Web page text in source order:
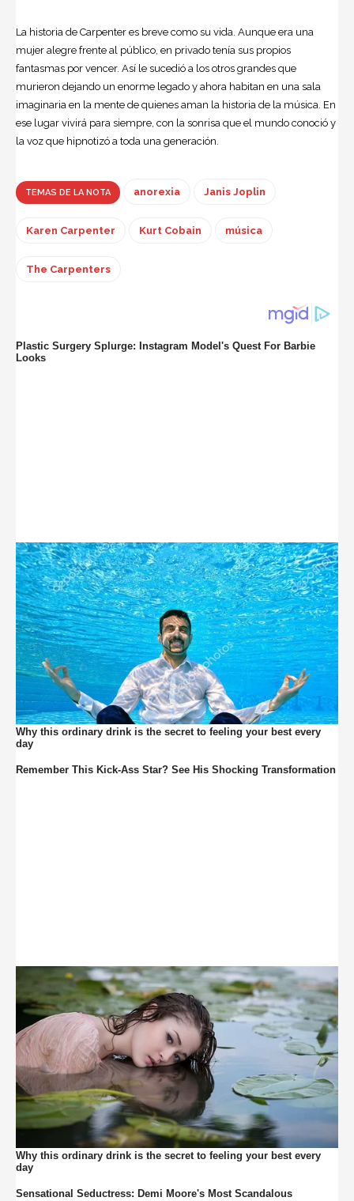
La historia de Carpenter es breve como su vida. Aunque era una
mujer alegre frente al público, en privado tenía sus propios
fantasmas por vencer. Así le sucedió a los otros grandes que
murieron dejando un enorme legado y ahora habitan en una sala
imaginaria en la mente de quienes aman la historia de la música. En
ese lugar vivirá para siempre, con la sonrisa que el mundo conoció y
la voz que hipnotizó a toda una generación.
TEMAS DE LA NOTA anorexia Janis Joplin
Karen Carpenter Kurt Cobain música
The Carpenters